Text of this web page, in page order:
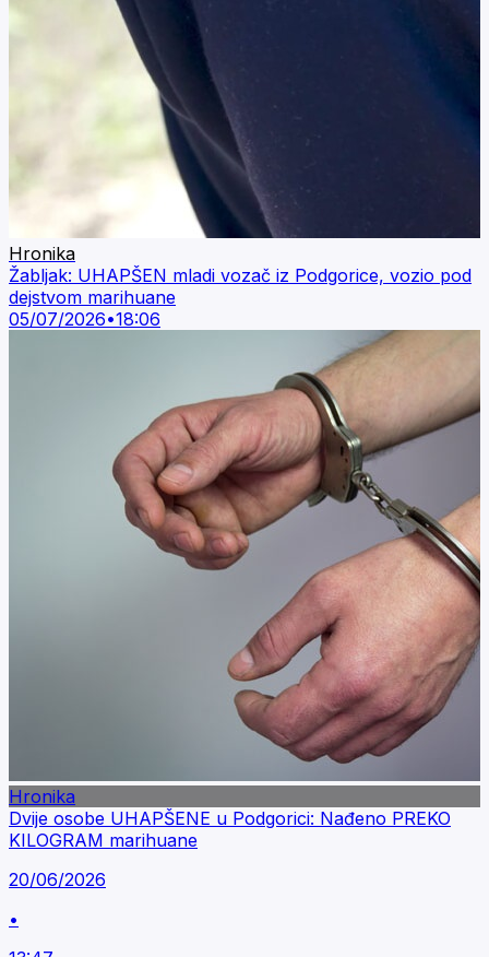
Hronika
Žabljak: UHAPŠEN mladi vozač iz Podgorice, vozio pod
dejstvom marihuane
05/07/2026•18:06
Hronika
Dvije osobe UHAPŠENE u Podgorici: Nađeno PREKO
KILOGRAM marihuane
20/06/2026
•